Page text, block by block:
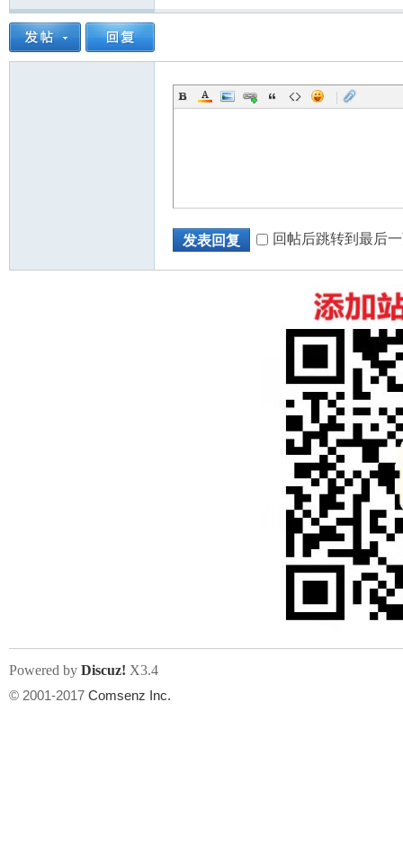
|
发表回复 回帖后跳转到最后
Powered by Discuz! X3.4
© 2001-2017 Comsenz Inc.